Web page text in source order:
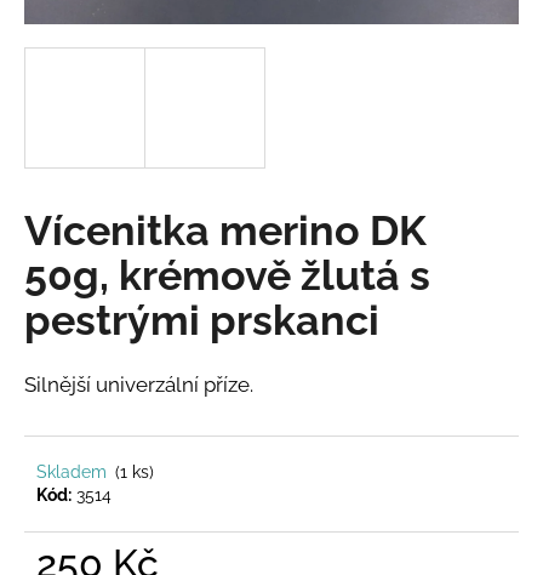
Vícenitka merino DK
50g, krémově žlutá s
pestrými prskanci
Silnější univerzální příze.
Skladem (1 ks)
Kód: 3514
250 Kč
a
HLEDAT
D
p
o